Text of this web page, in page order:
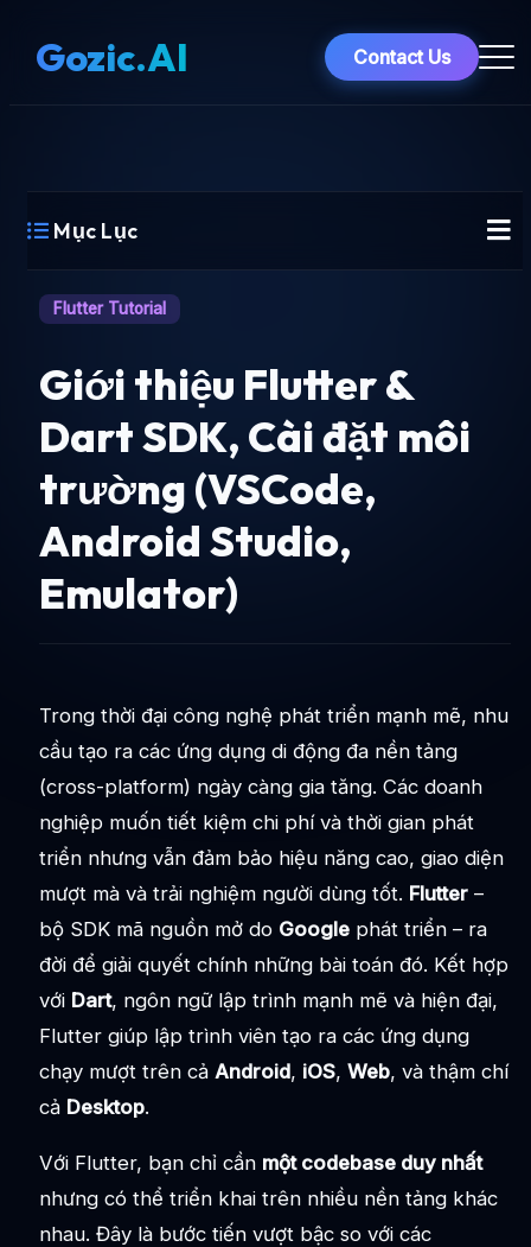
Gozic.AI Contact Us
Mục Lục
Flutter Tutorial
Giới thiệu Flutter &
Dart SDK, Cài đặt môi
trường (VSCode,
Android Studio,
Emulator)
Trong thời đại công nghệ phát triển mạnh mẽ, nhu
cầu tạo ra các ứng dụng di động đa nền tảng
(cross-platform) ngày càng gia tăng. Các doanh
nghiệp muốn tiết kiệm chi phí và thời gian phát
triển nhưng vẫn đảm bảo hiệu năng cao, giao diện
mượt mà và trải nghiệm người dùng tốt. Flutter –
bộ SDK mã nguồn mở do Google phát triển – ra
đời để giải quyết chính những bài toán đó. Kết hợp
với Dart, ngôn ngữ lập trình mạnh mẽ và hiện đại,
Flutter giúp lập trình viên tạo ra các ứng dụng
chạy mượt trên cả Android, iOS, Web, và thậm chí
cả Desktop.
Với Flutter, bạn chỉ cần một codebase duy nhất
nhưng có thể triển khai trên nhiều nền tảng khác
nhau. Đây là bước tiến vượt bậc so với các